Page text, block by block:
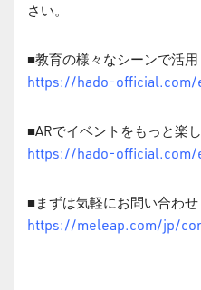
さい。
■教育の様々なシーンで活用
https://hado-official.com/
■ARでイベントをもっと楽
https://hado-official.com/
■まずは気軽にお問い合わせ
https://meleap.com/jp/